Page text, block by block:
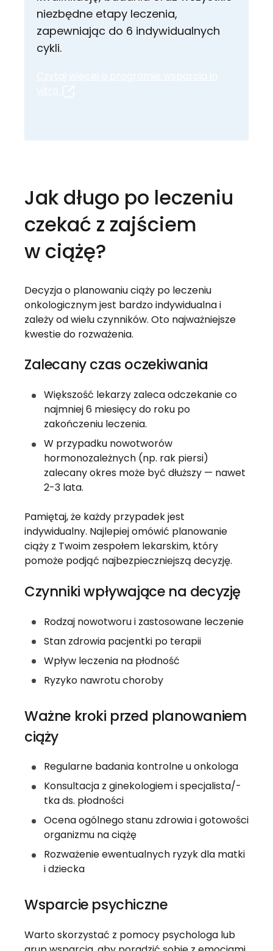
niezbędne etapy leczenia,
zapewniając do 6 indywidualnych
cykli.
Jak długo po leczeniu
czekać z zajściem
w ciążę?
Decyzja o planowaniu ciąży po leczeniu
onkologicznym jest bardzo indywidualna i
zależy od wielu czynników. Oto najważniejsze
kwestie do rozważenia.
Zalecany czas oczekiwania
Większość lekarzy zaleca odczekanie co
najmniej 6 miesięcy do roku po
zakończeniu leczenia.
W przypadku nowotworów
hormonozależnych (np. rak piersi)
zalecany okres może być dłuższy — nawet
2-3 lata.
Pamiętaj, że każdy przypadek jest
indywidualny. Najlepiej omówić planowanie
ciąży z Twoim zespołem lekarskim, który
pomoże podjąć najbezpieczniejszą decyzję.
Czynniki wpływające na decyzję
Rodzaj nowotworu i zastosowane leczenie
Stan zdrowia pacjentki po terapii
Wpływ leczenia na płodność
Ryzyko nawrotu choroby
Ważne kroki przed planowaniem
ciąży
Regularne badania kontrolne u onkologa
Konsultacja z ginekologiem i specjalista/-
tka ds. płodności
Ocena ogólnego stanu zdrowia i gotowości
organizmu na ciążę
Rozważenie ewentualnych ryzyk dla matki
i dziecka
Wsparcie psychiczne
Warto skorzystać z pomocy psychologa lub